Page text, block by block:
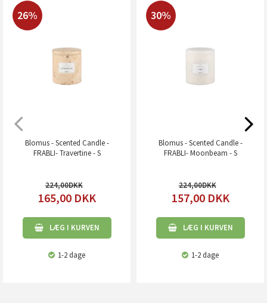
26%
Blomus - Scented Candle -
FRABLI- Travertine - S
224,00
165,00 DKK
LÆG I KURVEN
1-2 dage
30%
Blomus - Scented Candle -
FRABLI- Moonbeam - S
224,00
157,00 DKK
LÆG I KURVEN
1-2 dage